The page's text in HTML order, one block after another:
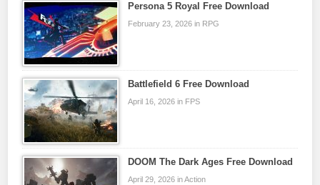
Persona 5 Royal Free Download
February 23, 2026 in RPG
Battlefield 6 Free Download
April 16, 2026 in FPS
DOOM The Dark Ages Free Download
April 29, 2026 in Action